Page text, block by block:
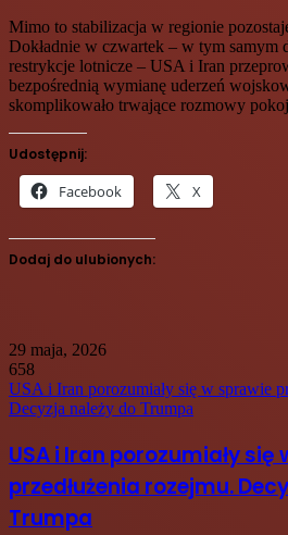
Mimo to stabilizacja w regionie
Dokładnie w czwartek – w tym samym
restrykcje lotnicze – USA i Iran
bezpośrednią wymianę uderzeń
skomplikowało trwające rozmowy
Udostępnij:
Facebook X
Dodaj do ulubionych:
29 maja, 2026
658
USA i Iran porozumiały się w sprawie
Decyzja należy do Trumpa
USA i Iran porozumiały się
przedłużenia rozejmu.
Trumpa